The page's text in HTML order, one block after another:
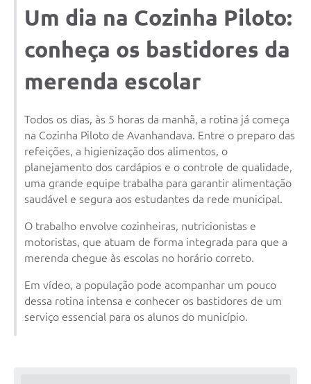
Um dia na Cozinha Piloto:
conheça os bastidores da
merenda escolar
Todos os dias, às 5 horas da manhã, a rotina já começa
na Cozinha Piloto de Avanhandava. Entre o preparo das
refeições, a higienização dos alimentos, o
planejamento dos cardápios e o controle de qualidade,
uma grande equipe trabalha para garantir alimentação
saudável e segura aos estudantes da rede municipal.
O trabalho envolve cozinheiras, nutricionistas e
motoristas, que atuam de forma integrada para que a
merenda chegue às escolas no horário correto.
Em vídeo, a população pode acompanhar um pouco
dessa rotina intensa e conhecer os bastidores de um
serviço essencial para os alunos do município.